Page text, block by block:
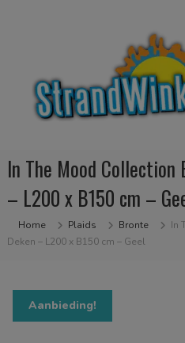
zodat
strandgevoel
in
huis
kan
halen
In The Mood Collection
– L200 x B150 cm –
Home Plaids Bronte
In
Deken – L200 x B150 cm – Geel
Aanbieding!